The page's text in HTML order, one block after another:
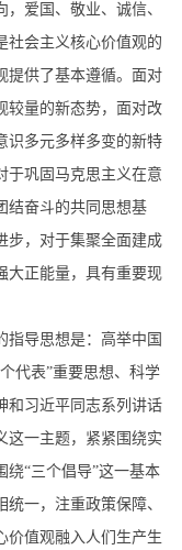
爱国、敬业、诚信、
社会主义核心价值观的
提供了基本遵循。面对
较量的新态势，面对改
识多元多样多变的新特
于巩固马克思主义在意
结奋斗的共同思想基
步，对于集聚全面建成
大正能量，具有重要现
指导思想是：高举中国
代表”重要思想、科学
和习近平同志系列讲话
这一主题，紧紧围绕实
绕“三个倡导”这一基本
一，注重政策保障、
价值观融入人们生产生